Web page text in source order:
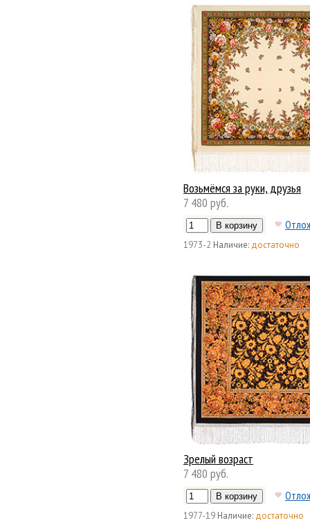
Возьмёмся за руки, друзья
7 480 руб.
1973-2 Наличие: достаточно
Зрелый возраст
7 480 руб.
1977-19 Наличие: достаточно